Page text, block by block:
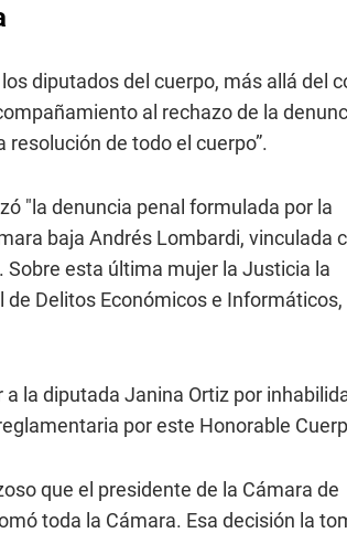
diputados del cuerpo, más allá del
al rechazo de la
de todo el cuerpo”.
"la denuncia penal formulada por la
baja Andrés Lombardi, vinculada
. Sobre esta última mujer la Justicia la
de Delitos Económicos e Informáticos,
la diputada Janina Ortiz por
por este Honorable
que el presidente de la Cámara de
toda la Cámara. Esa decisión la